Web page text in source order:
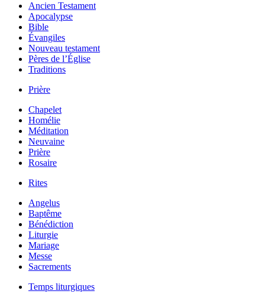
Ancien Testament
Apocalypse
Bible
Évangiles
Nouveau testament
Pères de l’Église
Traditions
Prière
Chapelet
Homélie
Méditation
Neuvaine
Prière
Rosaire
Rites
Angelus
Baptême
Bénédiction
Liturgie
Mariage
Messe
Sacrements
Temps liturgiques